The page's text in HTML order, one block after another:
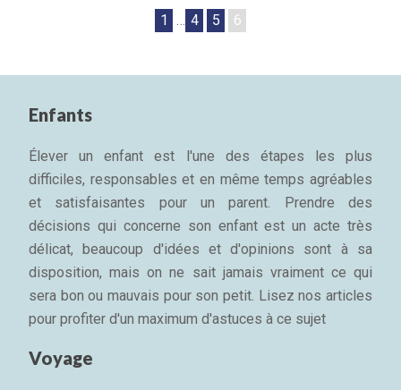
1 … 4 5 6
Enfants
Élever un enfant est l'une des étapes les plus
difficiles, responsables et en même temps agréables
et satisfaisantes pour un parent. Prendre des
décisions qui concerne son enfant est un acte très
délicat, beaucoup d'idées et d'opinions sont à sa
disposition, mais on ne sait jamais vraiment ce qui
sera bon ou mauvais pour son petit. Lisez nos articles
pour profiter d'un maximum d'astuces à ce sujet
Voyage